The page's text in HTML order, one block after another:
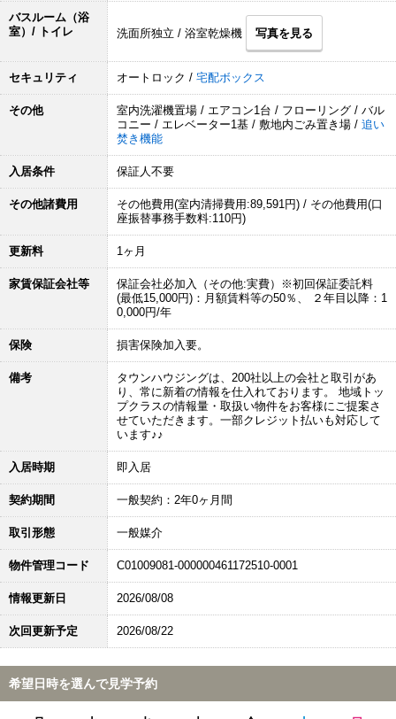
バスルーム（浴
室）/ トイレ
洗面所独立 / 浴室乾燥機 写真を見る
セキュリティ オートロック / 宅配ボックス
その他
室内洗濯機置場 / エアコン1台 / フローリング / バル
コニー / エレベーター1基 / 敷地内ごみ置き場 / 追い
焚き機能
入居条件 保証人不要
その他諸費用
その他費用(室内清掃費用:89,591円) / その他費用(口
座振替事務手数料:110円)
更新料 1ヶ月
家賃保証会社等
保証会社必加入（その他:実費）※初回保証委託料
(最低15,000円)：月額賃料等の50％、 ２年目以降：1
0,000円/年
保険 損害保険加入要。
備考
タウンハウジングは、200社以上の会社と取引があ
り、常に新着の情報を仕入れております。 地域トッ
プクラスの情報量・取扱い物件をお客様にご提案さ
せていただきます。一部クレジット払いも対応して
います♪♪
入居時期 即入居
契約期間 一般契約：2年0ヶ月間
取引形態 一般媒介
物件管理コード C01009081-000000461172510-0001
情報更新日 2026/08/08
次回更新予定 2026/08/22
希望日時を選んで見学予約